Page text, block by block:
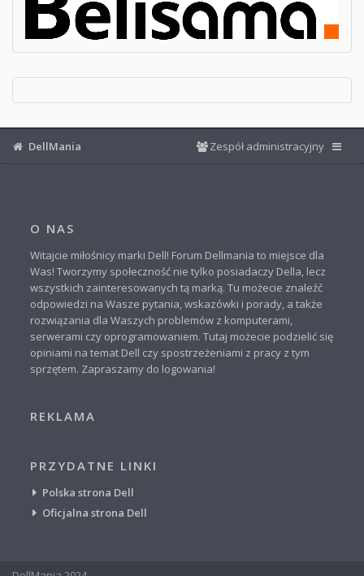
DellMania Zespół administracyjny
O NAS
Witajcie miłośnicy marki Dell! Forum Dellmania to miejsce dla
Was! Tworzymy społeczność nie tylko posiadaczy Della, lecz
wszystkich zainteresowanych tą marką. Tu możecie znaleźć
odpowiedzi na Wasze pytania, wskazówki i porady, a także
rozwiązania dla Waszych problemów z komputerami,
serwerami czy oprogramowaniem. Tutaj możecie podzielić się
opiniami na temat Dell czy spostrzeżeniami z pracy z tym
sprzętem. Zapraszamy do logowania!
REKLAMA
PRZYDATNE LINKI
Polska strona Dell
Oficjalna strona Dell